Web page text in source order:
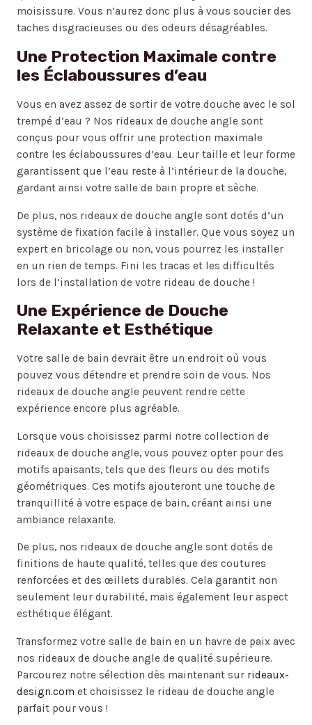
moisissure. Vous n’aurez donc plus à vous soucier des
taches disgracieuses ou des odeurs désagréables.
Une Protection Maximale contre
les Éclaboussures d’eau
Vous en avez assez de sortir de votre douche avec le sol
trempé d’eau ? Nos rideaux de douche angle sont
conçus pour vous offrir une protection maximale
contre les éclaboussures d’eau. Leur taille et leur forme
garantissent que l’eau reste à l’intérieur de la douche,
gardant ainsi votre salle de bain propre et sèche.
De plus, nos rideaux de douche angle sont dotés d’un
système de fixation facile à installer. Que vous soyez un
expert en bricolage ou non, vous pourrez les installer
en un rien de temps. Fini les tracas et les difficultés
lors de l’installation de votre rideau de douche !
Une Expérience de Douche
Relaxante et Esthétique
Votre salle de bain devrait être un endroit où vous
pouvez vous détendre et prendre soin de vous. Nos
rideaux de douche angle peuvent rendre cette
expérience encore plus agréable.
Lorsque vous choisissez parmi notre collection de
rideaux de douche angle, vous pouvez opter pour des
motifs apaisants, tels que des fleurs ou des motifs
géométriques. Ces motifs ajouteront une touche de
tranquillité à votre espace de bain, créant ainsi une
ambiance relaxante.
De plus, nos rideaux de douche angle sont dotés de
finitions de haute qualité, telles que des coutures
renforcées et des œillets durables. Cela garantit non
seulement leur durabilité, mais également leur aspect
esthétique élégant.
Transformez votre salle de bain en un havre de paix avec
nos rideaux de douche angle de qualité supérieure.
Parcourez notre sélection dès maintenant sur rideaux-
design.com et choisissez le rideau de douche angle
parfait pour vous !